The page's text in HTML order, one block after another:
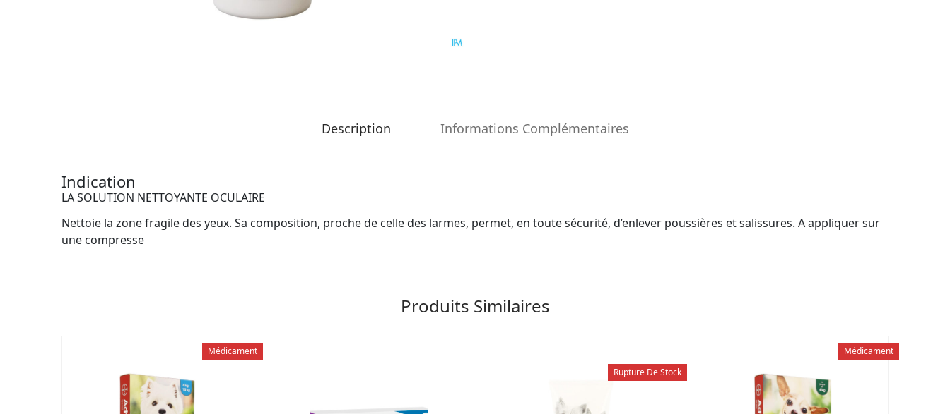
Description Informations Complémentaires
Indication
LA SOLUTION NETTOYANTE OCULAIRE
Nettoie la zone fragile des yeux. Sa composition, proche de celle des larmes, permet, en toute sécurité, d’enlever poussières et salissures. A appliquer sur
une compresse
Produits Similaires
Médicament
Rupture De Stock
Médicament